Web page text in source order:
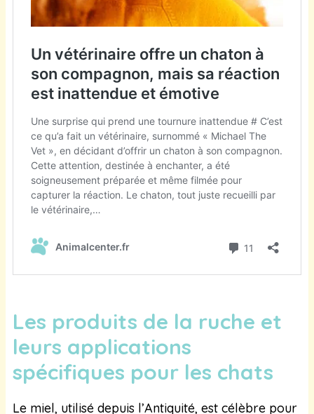
Les produits de la ruche et
leurs applications
spécifiques pour les chats
Le miel, utilisé depuis l’Antiquité, est célèbre pour